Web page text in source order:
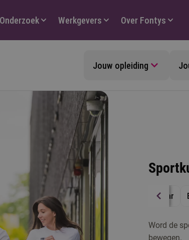
Onderzoek Werkgevers Over Fontys
Jouw opleiding
4 jaar
Word de
bewegen.